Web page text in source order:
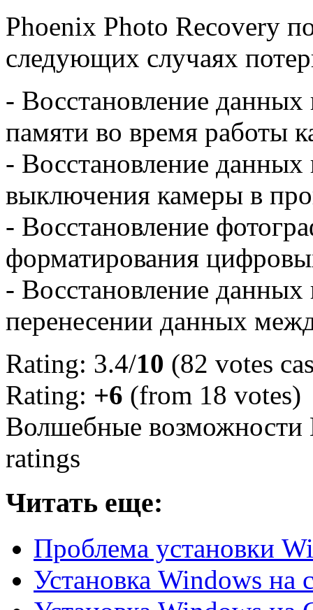
Phoenix Photo Recovery
следующих случаях
- Восстановление данных
памяти во время работы
- Восстановление данных
выключения камеры в
- Восстановление
форматирования
- Восстановление данных
перенесении данных
Rating: 3.4/10 (82 votes
Rating: +6 (from 18 votes)
Волшебные
ratings
Читать еще:
Проблема установки
Установка Windows на